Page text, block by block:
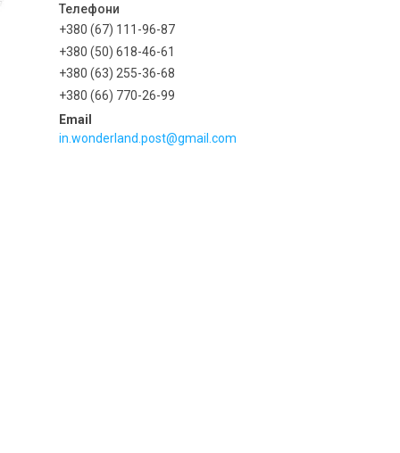
+380 (67) 111-96-87
+380 (50) 618-46-61
+380 (63) 255-36-68
+380 (66) 770-26-99
in.wonderland.post@gmail.com